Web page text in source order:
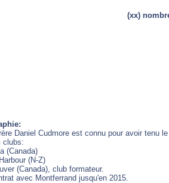
(xx)
Daniel Cudmore est connu pour avoir tenu
clubs:
(Canada)
(N-Z)
(Canada), club formateur.
avec Montferrand jusqu'en 2015.